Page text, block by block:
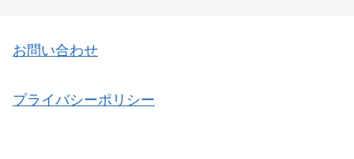
お問い合わせ
プライバシーポリシー